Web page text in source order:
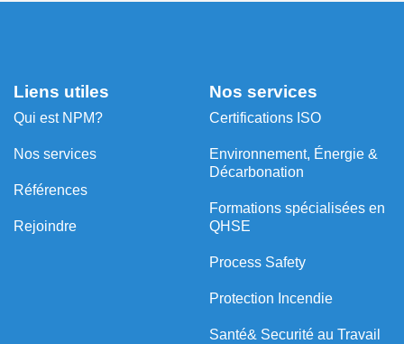
Liens utiles
Qui est NPM?
Nos services
Références
Rejoindre
Nos services
Certifications ISO
Environnement, Énergie &
Décarbonation
⁠Formations spécialisées en
QHSE
Process Safety
Protection Incendie
Santé& Securité au Travail